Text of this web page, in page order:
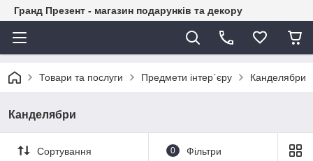
Гранд Презент - магазин подарунків та декору
Товари та послуги Предмети інтер`єру Канделябри
Канделябри
Сортування 0 Фільтри